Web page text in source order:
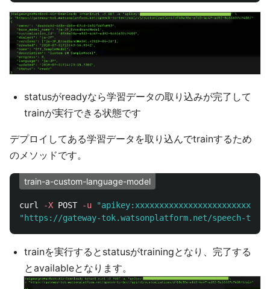
statusがreadyなら学習データの取り込みが完了して
trainが実行できる状態です
デプロイしてある学習データを取り込んでtrainするため
のメソッドです。
train-a-custom-language-model
curl -X POST -u
"https://gateway-tok.watsonplatform.net/speech-to-
trainを実行するとstatusがtrainingとなり、完了する
とavailableとなります。